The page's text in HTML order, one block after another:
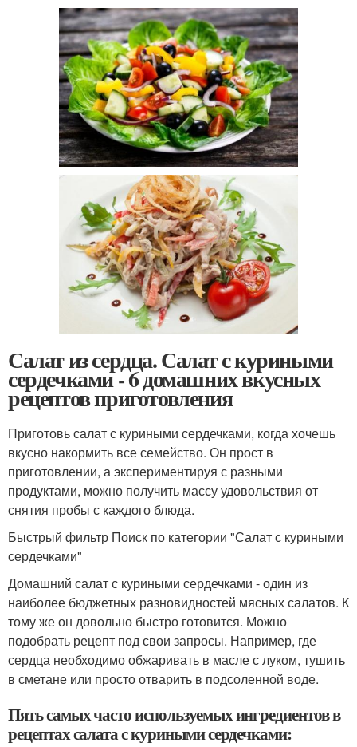
Салат из сердца. Салат с куриными
сердечками - 6 домашних вкусных
рецептов приготовления
Приготовь салат с куриными сердечками, когда хочешь
вкусно накормить все семейство. Он прост в
приготовлении, а экспериментируя с разными
продуктами, можно получить массу удовольствия от
снятия пробы с каждого блюда.
Быстрый фильтр Поиск по категории "Салат с куриными
сердечками"
Домашний салат с куриными сердечками - один из
наиболее бюджетных разновидностей мясных салатов. К
тому же он довольно быстро готовится. Можно
подобрать рецепт под свои запросы. Например, где
сердца необходимо обжаривать в масле с луком, тушить
в сметане или просто отварить в подсоленной воде.
Пять самых часто используемых ингредиентов в
рецептах салата с куриными сердечками: